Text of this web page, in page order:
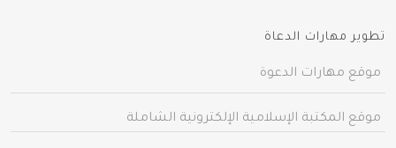
تطوير مهارات الدعاة
موقع مهارات الدعوة
موقع المكتبة الإسلامية الإلكترونية الشاملة